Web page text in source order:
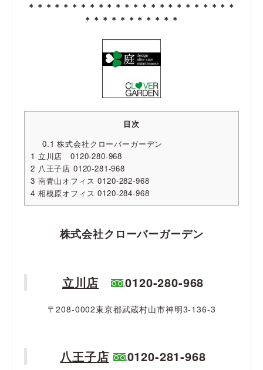
＊＊＊＊＊＊＊＊＊＊＊＊＊＊＊＊＊＊＊＊＊＊＊＊
＊＊＊＊＊＊＊＊＊＊＊
目次
0.1 株式会社クローバーガーデン
1 立川店 0120-280-968
2 八王子店 0120-281-968
3 南青山オフィス 0120-282-968
4 相模原オフィス 0120-284-968
株式会社クローバーガーデン
立川店 0120-280-968
〒208-0002東京都武蔵村山市神明3-136-3
八王子店 0120-281-968